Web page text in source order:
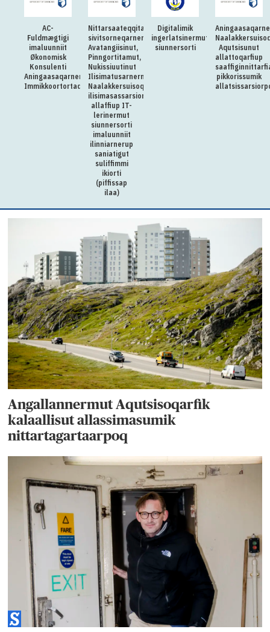
AC-
Fuldmægtigi
imaluunniit
Økonomisk
Konsulenti
Aningaasaqarnermut
Immikkoortortaqarfimmut
Nittarsaateqqitaq:Killiliussap
sivitsorneqarnera:
Avatangiisinut,
Pinngortitamut,
Nukissiuutinut
Ilisimatusarnermullu
Naalakkersuisoqarfimmi
ilisimasassarsiornermut
allaffiup IT-
lerinermut
siunnersorti
imaluunniit
ilinniarnerup
saniatigut
suliffimmi
ikiorti
(piffissap
ilaa)
Digitalimik
ingerlatsinermut
siunnersorti
Aqutsisunut
allattoqarfiup
pikkorissumik
Angallannermut Aqutsisoqarfik
kalaallisut allassimasumik
nittartagartaarpoq